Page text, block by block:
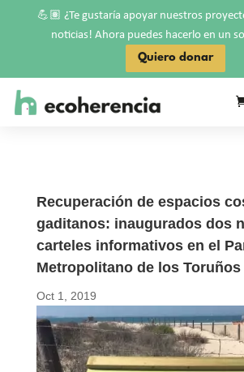
Recuperación de espacios
gaditanos: inaugurados dos
carteles informativos en el
Metropolitano de los
Oct 1, 2019
💪🏽 ¿Te gustaría apoyar nuestros
noticias! Ahora puedes hacerlo en un
Quiero donar